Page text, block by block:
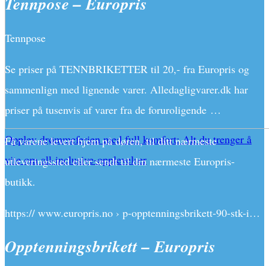
Opplev drømmeferien med full komfort: Alt du trenger å
vite om all-inclusive-opplevelser
Tennpose
Se priser på TENNBRIKETTER til 20,- fra Europris og
sammenlign med lignende varer. Alledagligvarer.dk har
priser på tusenvis af varer fra de foruroligende …
Få varene levert hjem på døren, til ditt nærmeste
utleveringssted eller sendt til din nærmeste Europris-
butikk.
https:// www.europris.no › p-opptenningsbrikett-90-stk-i…
Opptenningsbrikett – Europris